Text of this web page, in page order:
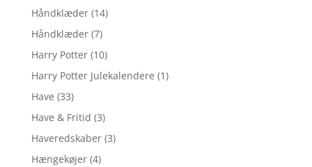
Håndklæder (14)
Håndklæder (7)
Harry Potter (10)
Harry Potter Julekalendere (1)
Have (33)
Have & Fritid (3)
Haveredskaber (3)
Hængekøjer (4)